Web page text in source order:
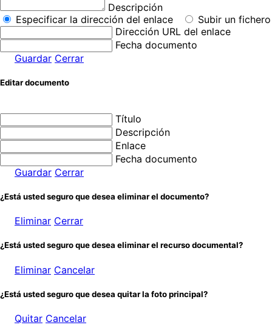
Descripción
Especificar la dirección del enlace
Subir un fichero
Dirección URL del enlace
Fecha documento
Guardar Cerrar
Editar documento
Título
Descripción
Enlace
Fecha documento
Guardar Cerrar
¿Está usted seguro que desea eliminar el documento?
Eliminar Cerrar
¿Está usted seguro que desea eliminar el recurso documental?
Eliminar Cancelar
¿Está usted seguro que desea quitar la foto principal?
Quitar Cancelar